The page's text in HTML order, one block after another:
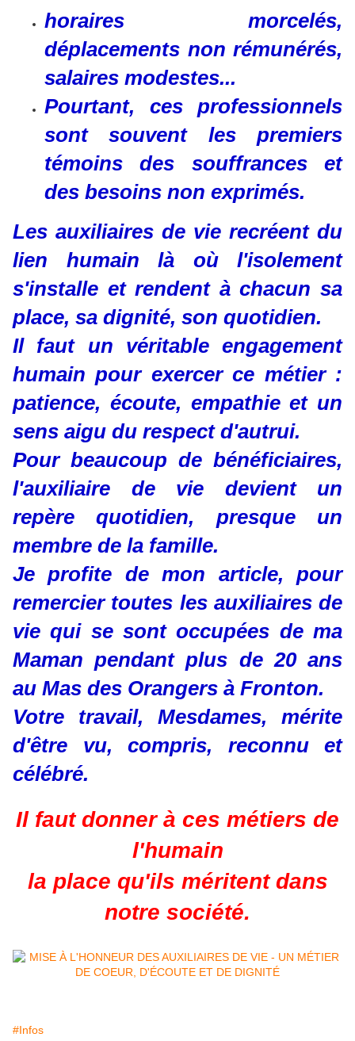
horaires morcelés,
déplacements non rémunérés,
salaires modestes...
Pourtant, ces professionnels
sont souvent les premiers
témoins des souffrances et
des besoins non exprimés.
Les auxiliaires de vie recréent du
lien humain là où l'isolement
s'installe et rendent à chacun sa
place, sa dignité, son quotidien.
Il faut un véritable engagement
humain pour exercer ce métier :
patience, écoute, empathie et un
sens aigu du respect d'autrui.
Pour beaucoup de bénéficiaires,
l'auxiliaire de vie devient un
repère quotidien, presque un
membre de la famille.
Je profite de mon article, pour
remercier toutes les auxiliaires de
vie qui se sont occupées de ma
Maman pendant plus de 20 ans
au Mas des Orangers à Fronton.
Votre travail, Mesdames, mérite
d'être vu, compris, reconnu et
célébré.
Il faut donner à ces métiers de
l'humain
la place qu'ils méritent dans
notre société.
#Infos